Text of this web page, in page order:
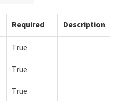
Required Description
True
True
True